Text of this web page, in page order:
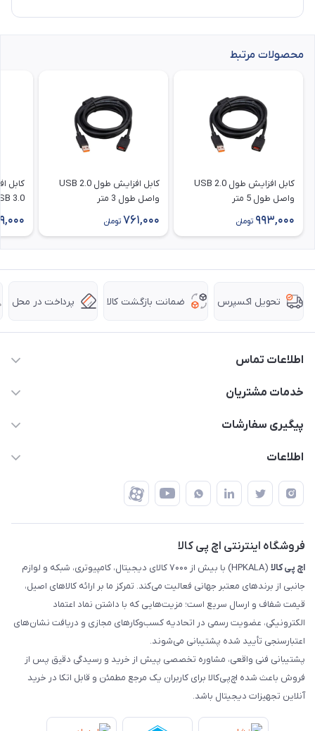
محصولات مرتبط
کابل افزایش طول 2.0 USB
واصل طول 5 متر
993,000 تومان
کابل افزایش طول 2.0 USB
واصل طول 3 متر
761,000 تومان
کابل
تحویل اکسپرس ضمانت بازگشت کالا پرداخت در محل
اطلاعات تماس
63 0000 43 - 021
تهران - طبقه سوم تجاری - پلاک 11014
خدمات مشتریان
قوانین و مقررات
ضمانت اصالت کالا
پیگیری سفارشات
رهگیری مرسولات پست
رهگیری مرسولات چاپار
رهگیری مرسولات ماهکس
اطلاعات
درباره ما
تماس با ما
فروشگاه اینترنتی اچ پی کالا
اچ‌ پی‌ کالا
(HPKALA) با بیش از ۷۰۰۰ کالای دیجیتال، کامپیوتری، شبکه و لوازم
جانبی از برندهای معتبر جهانی فعالیت می‌کند. تمرکز ما بر ارائه کالاهای اصیل،
قیمت شفاف و ارسال سریع است؛ مزیت‌هایی که با داشتن نماد اعتماد
الکترونیکی، عضویت رسمی در اتحادیه کسب‌وکارهای مجازی و دریافت نشان‌های
اعتبارسنجی تأیید شده پشتیبانی می‌شوند.
پشتیبانی فنی واقعی، مشاوره تخصصی پیش از خرید و رسیدگی دقیق پس از
فروش باعث شده اچ‌پی‌کالا برای کاربران یک مرجع مطمئن و قابل اتکا در خرید
آنلاین تجهیزات دیجیتال باشد.